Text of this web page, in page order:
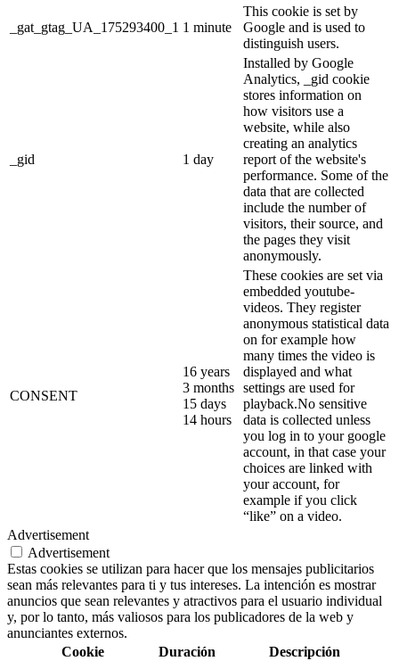
_gat_gtag_UA_175293400_1 1 minute
This cookie is set by
Google and is used to
distinguish users.
_gid 1 day
Installed by Google
Analytics, _gid cookie
stores information on
how visitors use a
website, while also
creating an analytics
report of the website's
performance. Some of the
data that are collected
include the number of
visitors, their source, and
the pages they visit
anonymously.
CONSENT
16 years
3 months
15 days
14 hours
These cookies are set via
embedded youtube-
videos. They register
anonymous statistical data
on for example how
many times the video is
displayed and what
settings are used for
playback.No sensitive
data is collected unless
you log in to your google
account, in that case your
choices are linked with
your account, for
example if you click
“like” on a video.
Advertisement
Advertisement
Estas cookies se utilizan para hacer que los mensajes publicitarios
sean más relevantes para ti y tus intereses. La intención es mostrar
anuncios que sean relevantes y atractivos para el usuario individual
y, por lo tanto, más valiosos para los publicadores de la web y
anunciantes externos.
Cookie
Duración Descripción